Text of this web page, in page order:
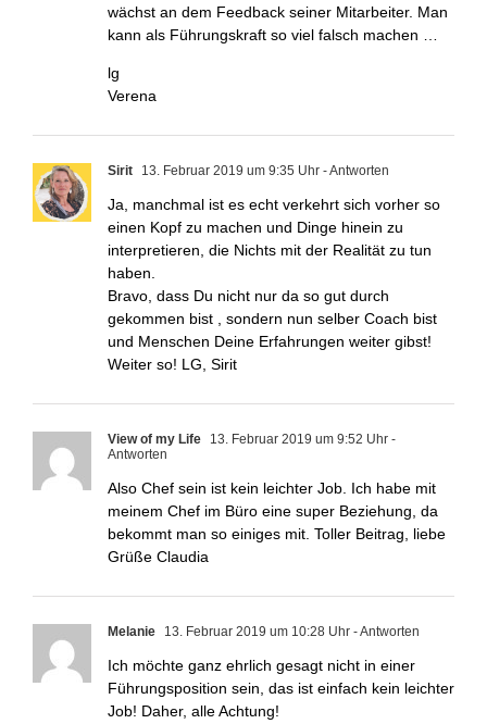
wächst an dem Feedback seiner Mitarbeiter. Man
kann als Führungskraft so viel falsch machen …
lg
Verena
Sirit 13. Februar 2019 um 9:35 Uhr - Antworten
Ja, manchmal ist es echt verkehrt sich vorher so
einen Kopf zu machen und Dinge hinein zu
interpretieren, die Nichts mit der Realität zu tun
haben.
Bravo, dass Du nicht nur da so gut durch
gekommen bist , sondern nun selber Coach bist
und Menschen Deine Erfahrungen weiter gibst!
Weiter so! LG, Sirit
View of my Life 13. Februar 2019 um 9:52 Uhr -
Antworten
Also Chef sein ist kein leichter Job. Ich habe mit
meinem Chef im Büro eine super Beziehung, da
bekommt man so einiges mit. Toller Beitrag, liebe
Grüße Claudia
Melanie 13. Februar 2019 um 10:28 Uhr - Antworten
Ich möchte ganz ehrlich gesagt nicht in einer
Führungsposition sein, das ist einfach kein leichter
Job! Daher, alle Achtung!